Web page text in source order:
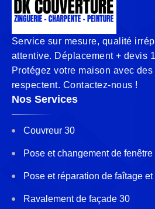
Service sur mesure, qualité
attentive. Déplacement + devis
Protégez votre maison avec
respectent. Contactez-nous !
Nos Services
Couvreur 30
Pose et changement de
Pose et réparation de faîtage
Ravalement de façade 30